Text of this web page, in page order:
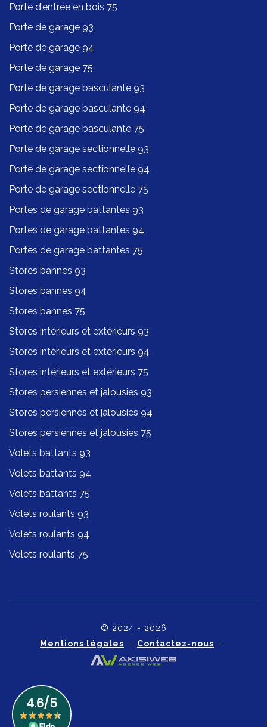
Porte d'entrée en bois 75
Porte de garage 93
Porte de garage 94
Porte de garage 75
Porte de garage basculante 93
Porte de garage basculante 94
Porte de garage basculante 75
Porte de garage sectionnelle 93
Porte de garage sectionnelle 94
Porte de garage sectionnelle 75
Portes de garage battantes 93
Portes de garage battantes 94
Portes de garage battantes 75
Stores bannes 93
Stores bannes 94
Stores bannes 75
Stores intérieurs et extérieurs 93
Stores intérieurs et extérieurs 94
Stores intérieurs et extérieurs 75
Stores persiennes et jalousies 93
Stores persiennes et jalousies 94
Stores persiennes et jalousies 75
Volets battants 93
Volets battants 94
Volets battants 75
Volets roulants 93
Volets roulants 94
Volets roulants 75
© 2024 - 2026
Mentions légales - Contactez-nous -